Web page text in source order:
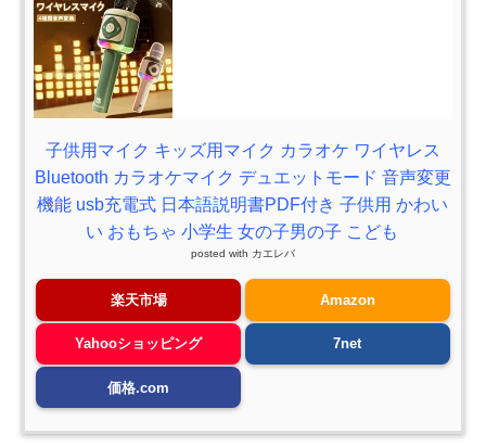
子供用マイク キッズ用マイク カラオケ ワイヤレス
Bluetooth カラオケマイク デュエットモード 音声変更
機能 usb充電式 日本語説明書PDF付き 子供用 かわい
い おもちゃ 小学生 女の子男の子 こども
posted with カエレバ
楽天市場 Amazon
Yahooショッピング 7net
価格.com